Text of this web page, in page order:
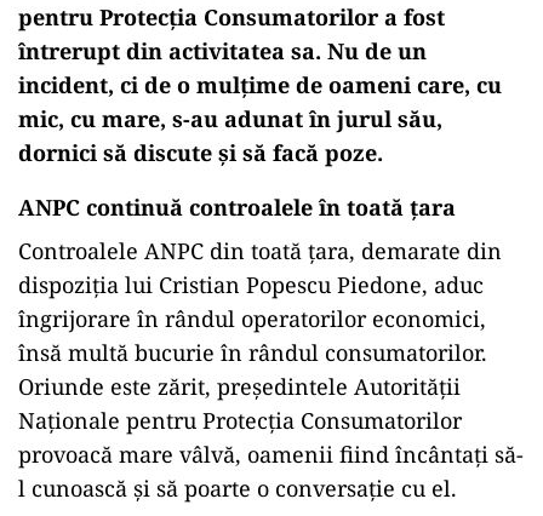
pentru Protecția Consumatorilor a fost
întrerupt din activitatea sa. Nu de un
incident, ci de o mulțime de oameni care, cu
mic, cu mare, s-au adunat în jurul său,
dornici să discute și să facă poze.
ANPC continuă controalele în toată țara
Controalele ANPC din toată țara, demarate din
dispoziția lui Cristian Popescu Piedone, aduc
îngrijorare în rândul operatorilor economici,
însă multă bucurie în rândul consumatorilor.
Oriunde este zărit, președintele Autorității
Naționale pentru Protecția Consumatorilor
provoacă mare vâlvă, oamenii fiind încântați să-
l cunoască și să poarte o conversație cu el.